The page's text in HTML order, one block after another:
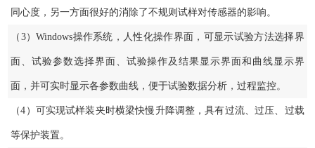
同心度，另一方面很好的消除了不规则试样对传感器的影响。
（3）Windows操作系统，人性化操作界面，可显示试验方法选择界
面、试验参数选择界面、试验操作及结果显示界面和曲线显示界
面，并可实时显示各参数曲线，便于试验数据分析，过程监控。
（4）可实现试样装夹时横梁快慢升降调整，具有过流、过压、过载
等保护装置。